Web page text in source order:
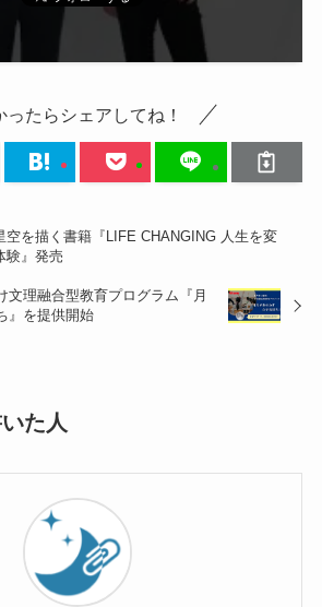
ったらシェアしてね！
空を描く書籍『LIFE CHANGING 人生を変
験』発売
文理融合型教育プログラム『月
』を提供開始
た人